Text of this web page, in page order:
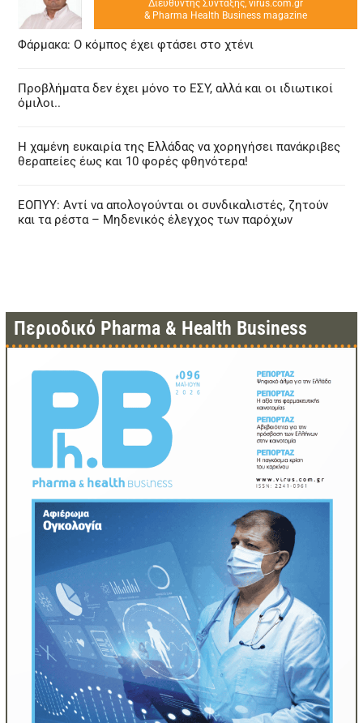
Διευθυντής Σύνταξης, virus.com.gr
& Pharma Health Business magazine
Φάρμακα: Ο κόμπος έχει φτάσει στο χτένι
Προβλήματα δεν έχει μόνο το ΕΣΥ, αλλά και οι ιδιωτικοί
όμιλοι..
Η χαμένη ευκαιρία της Ελλάδας να χορηγήσει πανάκριβες
θεραπείες έως και 10 φορές φθηνότερα!
ΕΟΠΥΥ: Αντί να απολογούνται οι συνδικαλιστές, ζητούν
και τα ρέστα – Μηδενικός έλεγχος των παρόχων
Περιοδικό Pharma & Health Business